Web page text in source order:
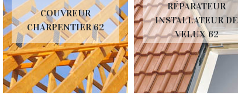
COUVREUR
CHARPENTIER 62
RÉPARATEUR
INSTALLATEUR DE
VELUX 62